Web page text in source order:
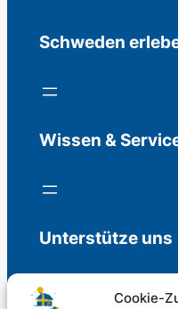
Cookie-
Schweden
Wissen &
Unterstütze uns